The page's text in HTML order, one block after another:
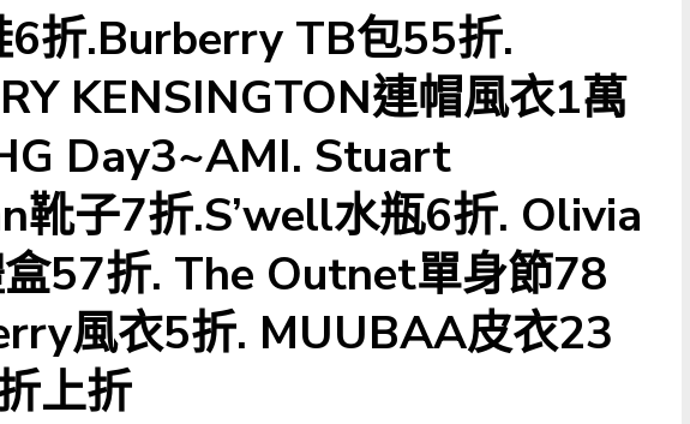
6折.Burberry TB包55折.
KENSINGTON連帽風衣1萬
Day3~AMI. Stuart
靴子7折.S’well水瓶6折. Olivia
57折. The Outnet單身節78
風衣5折. MUUBAA皮衣23
上折